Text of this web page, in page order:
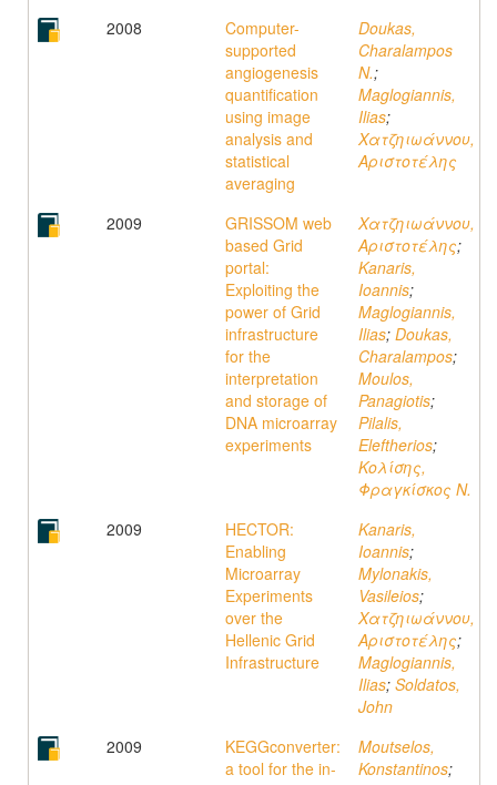
2008
Computer-
supported
angiogenesis
quantification
using image
analysis and
statistical
averaging
Doukas,
Charalampos
N.;
Maglogiannis,
Ilias;
Χατζηιωάννου,
Αριστοτέλης
2009
GRISSOM web
based Grid
portal:
Exploiting the
power of Grid
infrastructure
for the
interpretation
and storage of
DNA microarray
experiments
Χατζηιωάννου,
Αριστοτέλης;
Kanaris,
Ioannis;
Maglogiannis,
Ilias; Doukas,
Charalampos;
Moulos,
Panagiotis;
Pilalis,
Eleftherios;
Κολίσης,
Φραγκίσκος Ν.
2009
HECTOR:
Enabling
Microarray
Experiments
over the
Hellenic Grid
Infrastructure
Kanaris,
Ioannis;
Mylonakis,
Vasileios;
Χατζηιωάννου,
Αριστοτέλης;
Maglogiannis,
Ilias; Soldatos,
John
2009
KEGGconverter:
a tool for the in-
Moutselos,
Konstantinos;